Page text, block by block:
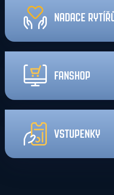
NADACE
FANSHOP
VSTUPENKY